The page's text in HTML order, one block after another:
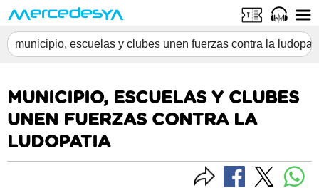
MUNICIPIO, ESCUELAS Y CLUBES
UNEN FUERZAS CONTRA LA
LUDOPATIA